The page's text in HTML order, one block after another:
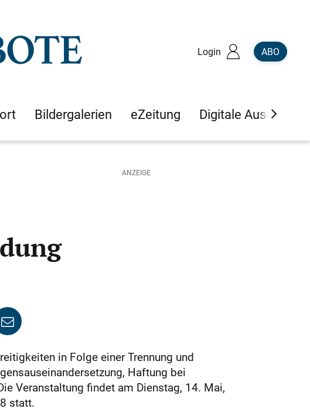
Login ABO
Bildergalerien eZeitung Digitale Ausgaben
in Folge einer Trennung und
Haftung bei
Veranstaltung findet am Dienstag, 14. Mai,
statt.